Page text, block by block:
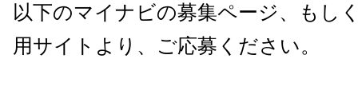
以下のマイナビの募集ページ、もし
用サイトより、ご応募ください。